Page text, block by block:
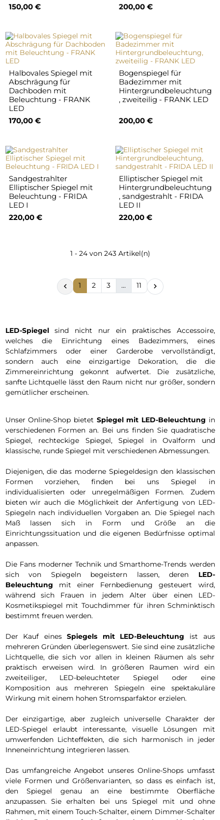
150,00 €
200,00 €
Halbovales Spiegel mit
Abschrägung für
Dachboden mit
Beleuchtung - FRANK
LED
170,00 €
Bogenspiegel für
Badezimmer mit
Hintergrundbeleuchtung
, zweiteilig - FRANK LED
200,00 €
Sandgestrahlter
Elliptischer Spiegel mit
Beleuchtung - FRIDA
LED I
220,00 €
Elliptischer Spiegel mit
Hintergrundbeleuchtung
, sandgestrahlt - FRIDA
LED II
220,00 €
1 - 24 von 243 Artikel(n)
 1 2 3 … 11 
LED-Spiegelsind nicht nur ein praktisches Accessoire,
welches die Einrichtung eines Badezimmers, eines
Schlafzimmers oder einer Garderobe vervollständigt,
sondern auch eine einzigartige Dekoration, die die
Zimmereinrichtung gekonnt aufwertet. Die zusätzliche,
sanfte Lichtquelle lässt den Raum nicht nur größer, sondern
gemütlicher erscheinen.
Unser Online-Shop bietet Spiegel mit LED-Beleuchtung in
verschiedenen Formen an. Bei uns finden Sie quadratische
Spiegel, rechteckige Spiegel, Spiegel in Ovalform und
klassische, runde Spiegel mit verschiedenen Abmessungen.
Diejenigen, die das moderne Spiegeldesign den klassischen
Formen vorziehen, finden bei uns Spiegel in
individualisierten oder unregelmäßigen Formen. Zudem
bieten wir auch die Möglichkeit der Anfertigung von LED-
Spiegeln nach individuellen Vorgaben an. Die Spiegel nach
Maß lassen sich in Form und Größe an die
Einrichtungssituation und die eigenen Bedürfnisse optimal
anpassen.
Die Fans moderner Technik und Smarthome-Trends werden
sich von Spiegeln begeistern lassen, deren LED-
Beleuchtung mit einer Fernbedienung gesteuert wird,
während sich Frauen in jedem Alter über einen LED-
Kosmetikspiegel mit Touchdimmer für ihren Schminktisch
bestimmt freuen werden.
Der Kauf einesSpiegels mit LED-Beleuchtung ist aus
mehreren Gründen überlegenswert. Sie sind eine zusätzliche
Lichtquelle, die sich vor allen in kleinen Räumen als sehr
praktisch erweisen wird. In größeren Raumen wird ein
zweiteiliger, LED-beleuchteter Spiegel oder eine
Komposition aus mehreren Spiegeln eine spektakuläre
Wirkung mit einem hohen Stromsparfaktor erzielen.
Der einzigartige, aber zugleich universelle Charakter der
LED-Spiegel erlaubt interessante, visuelle Lösungen mit
umwerfenden Lichteffekten, die sich harmonisch in jeder
Inneneinrichtung integrieren lassen.
Das umfangreiche Angebot unseres Online-Shops umfasst
viele Formen und Größenvarianten, so dass es einfach ist,
den Spiegel genau an eine bestimmte Oberfläche
anzupassen. Sie erhalten bei uns Spiegel mit und ohne
Rahmen, mit einem Touch-Schalter, einem Dimmer-Schalter